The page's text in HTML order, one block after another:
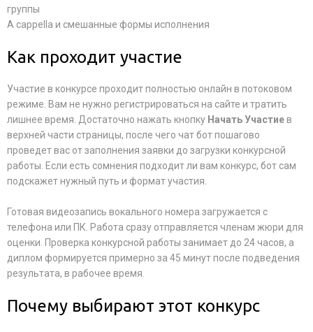
группы
A cappella и смешанные формы исполнения
Как проходит участие
Участие в конкурсе проходит полностью онлайн в потоковом
режиме. Вам не нужно регистрироваться на сайте и тратить
лишнее время. Достаточно нажать кнопку Начать Участиев
верхней части страницы, после чего чат бот пошагово
проведет вас от заполнения заявки до загрузки конкурсной
работы. Если есть сомнения подходит ли вам конкурс, бот сам
подскажет нужный путь и формат участия.
Готовая видеозапись вокального номера загружается с
телефона или ПК. Работа сразу отправляется членам жюри для
оценки. Проверка конкурсной работы занимает до 24 часов, а
диплом формируется примерно за 45 минут после подведения
результата, в рабочее время.
Почему выбирают этот конкурс